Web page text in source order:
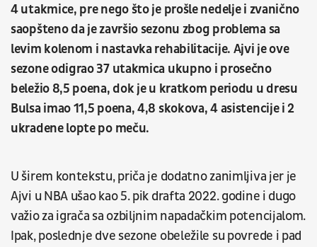
4 utakmice, pre nego što je prošle nedelje i zvanično
saopšteno da je završio sezonu zbog problema sa
levim kolenom i nastavka rehabilitacije. Ajvi je ove
sezone odigrao 37 utakmica ukupno i prosečno
beležio 8,5 poena, dok je u kratkom periodu u dresu
Bulsa imao 11,5 poena, 4,8 skokova, 4 asistencije i 2
ukradene lopte po meču.
U širem kontekstu, priča je dodatno zanimljiva jer je
Ajvi u NBA ušao kao 5. pik drafta 2022. godine i dugo
važio za igrača sa ozbiljnim napadačkim potencijalom.
Ipak, poslednje dve sezone obeležile su povrede i pad